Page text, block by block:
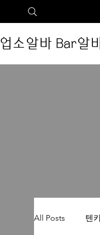
업소알바 Bar알
All Posts 텐